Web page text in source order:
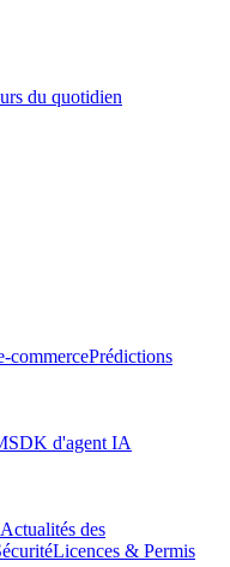
du quotidien
commercePrédictions
SDK d'agent IA
Actualités des
Licences & Permis